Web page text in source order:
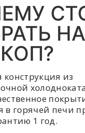
из
в горячей печи
1 год.